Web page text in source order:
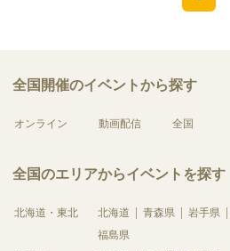
全国開催のイベントから探す
オンライン 動画配信 全国
全国のエリアからイベントを探す
北海道・東北 北海道 青森県 岩手県
福島県